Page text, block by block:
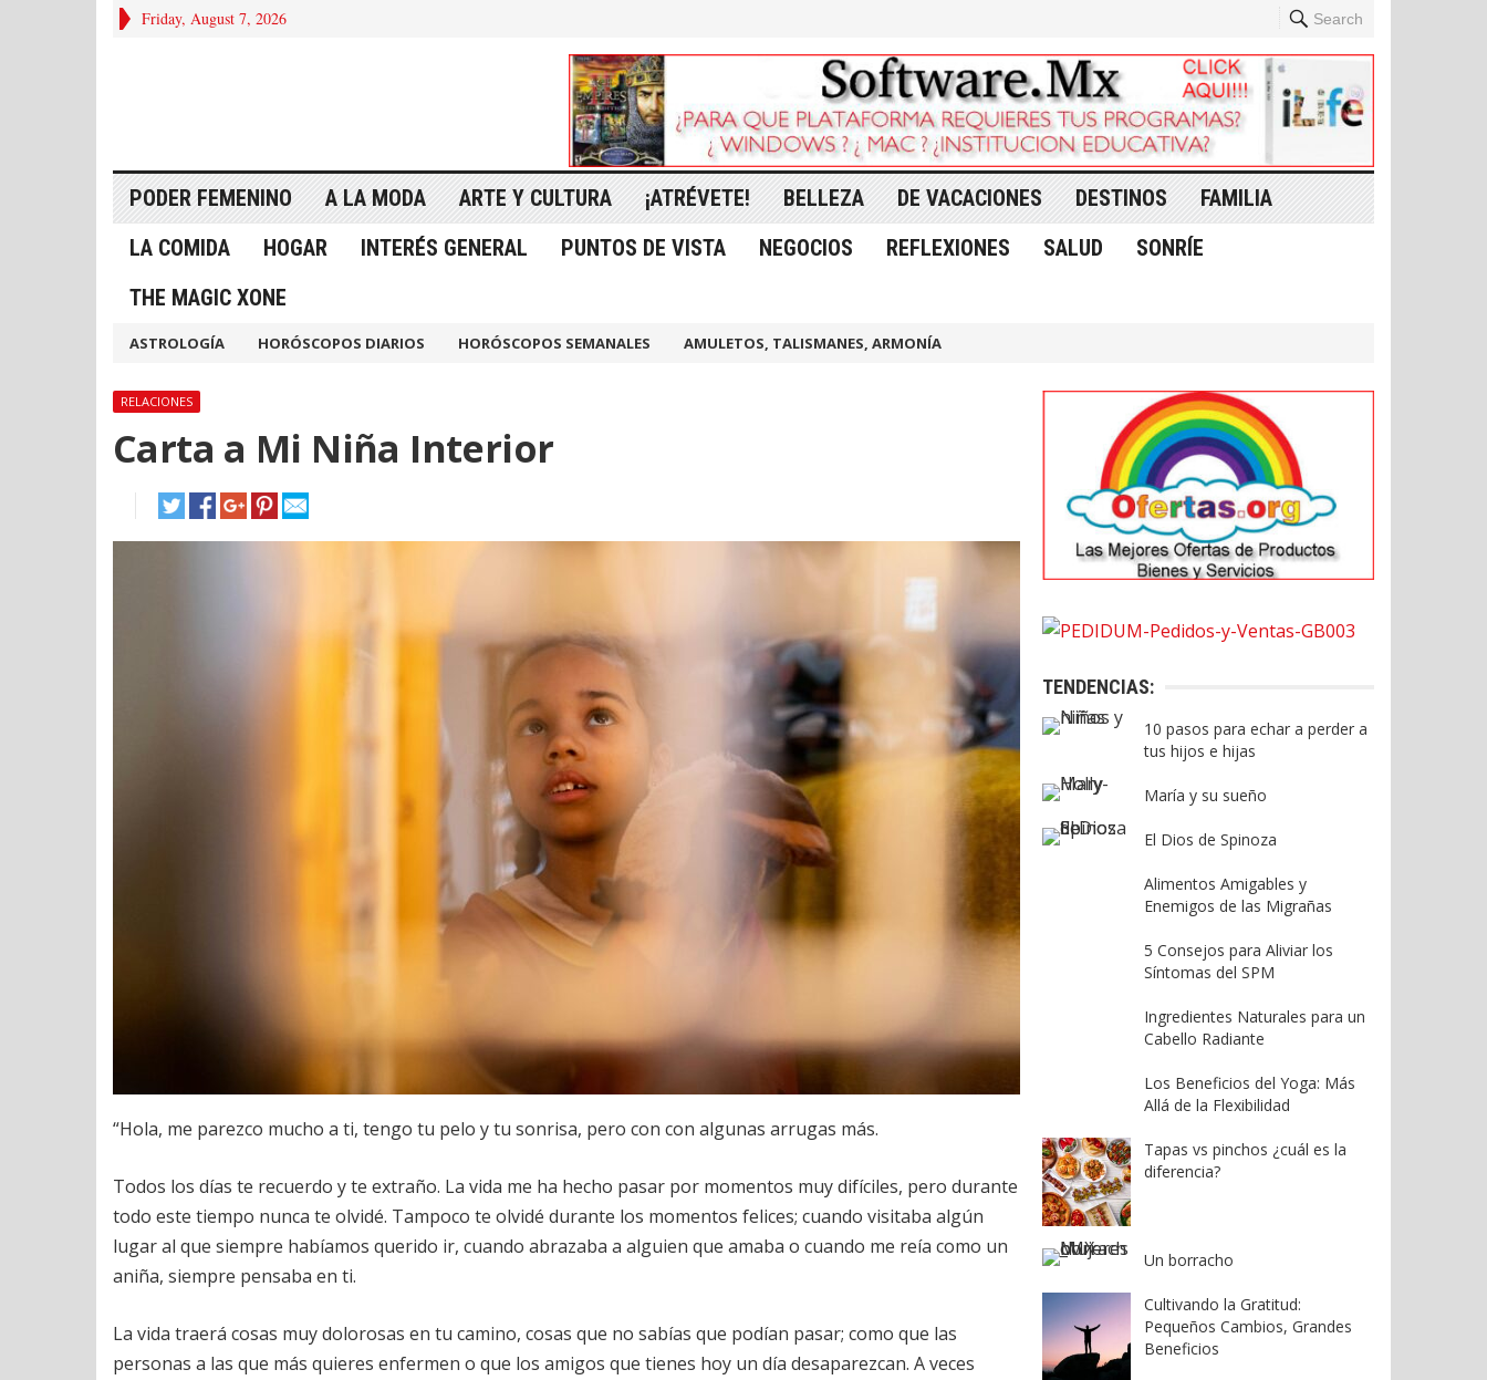
Friday, August 7, 2026 Search
PODER FEMENINO A LA MODA ARTE Y CULTURA ¡ATRÉVETE! BELLEZA DE VACACIONES DESTINOS
FAMILIA
LA COMIDA
HOGAR INTERÉS GENERAL PUNTOS DE VISTA NEGOCIOS REFLEXIONES SALUD
SONRÍE
THE MAGIC XONE
ASTROLOGÍA HORÓSCOPOS DIARIOS HORÓSCOPOS SEMANALES AMULETOS, TALISMANES, ARMONÍA
RELACIONES
Carta a Mi Niña Interior
“Hola, me parezco mucho a ti, tengo tu pelo y tu sonrisa, pero con con algunas arrugas más.
Todos los días te recuerdo y te extraño. La vida me ha hecho pasar por momentos muy difíciles, pero durante
todo este tiempo nunca te olvidé. Tampoco te olvidé durante los momentos felices; cuando visitaba algún
lugar al que siempre habíamos querido ir, cuando abrazaba a alguien que amaba o cuando me reía como un
aniña, siempre pensaba en ti.
La vida traerá cosas muy dolorosas en tu camino, cosas que no sabías que podían pasar; como que las
personas a las que más quieres enfermen o que los amigos que tienes hoy un día desaparezcan. A veces
TENDENCIAS:
10 pasos para echar a perder a
tus hijos e hijas
María y su sueño
El Dios de Spinoza
Alimentos Amigables y
Enemigos de las Migrañas
5 Consejos para Aliviar los
Síntomas del SPM
Ingredientes Naturales para un
Cabello Radiante
Los Beneficios del Yoga: Más
Allá de la Flexibilidad
Tapas vs pinchos ¿cuál es la
diferencia?
Un borracho
Cultivando la Gratitud:
Pequeños Cambios, Grandes
Beneficios